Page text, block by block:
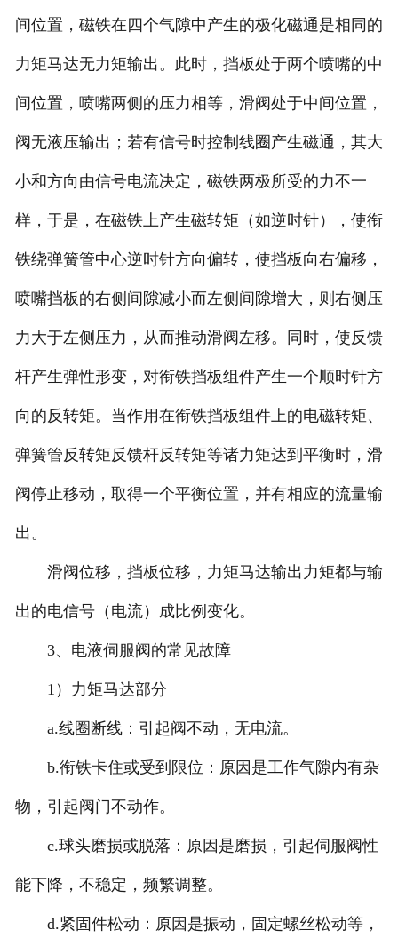
间位置，磁铁在四个气隙中产生的极化磁通是相同的
力矩马达无力矩输出。此时，挡板处于两个喷嘴的中
间位置，喷嘴两侧的压力相等，滑阀处于中间位置，
阀无液压输出；若有信号时控制线圈产生磁通，其大
小和方向由信号电流决定，磁铁两极所受的力不一
样，于是，在磁铁上产生磁转矩（如逆时针），使衔
铁绕弹簧管中心逆时针方向偏转，使挡板向右偏移，
喷嘴挡板的右侧间隙减小而左侧间隙增大，则右侧压
力大于左侧压力，从而推动滑阀左移。同时，使反馈
杆产生弹性形变，对衔铁挡板组件产生一个顺时针方
向的反转矩。当作用在衔铁挡板组件上的电磁转矩、
弹簧管反转矩反馈杆反转矩等诸力矩达到平衡时，滑
阀停止移动，取得一个平衡位置，并有相应的流量输
出。
滑阀位移，挡板位移，力矩马达输出力矩都与输
出的电信号（电流）成比例变化。
3、电液伺服阀的常见故障
1）力矩马达部分
a.线圈断线：引起阀不动，无电流。
b.衔铁卡住或受到限位：原因是工作气隙内有杂
物，引起阀门不动作。
c.球头磨损或脱落：原因是磨损，引起伺服阀性
能下降，不稳定，频繁调整。
d.紧固件松动：原因是振动，固定螺丝松动等，